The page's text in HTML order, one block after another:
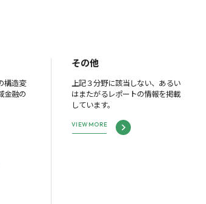
構造変
金融の
その他
上記３分野に該当しない、あるい
はまたがるレポートの情報を掲載
しています。
VIEW MORE